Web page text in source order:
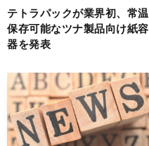
テトラパックが業界初、常温
保存可能なツナ製品向け紙容
器を発表